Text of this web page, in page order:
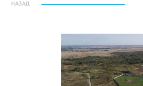
НАЗАД